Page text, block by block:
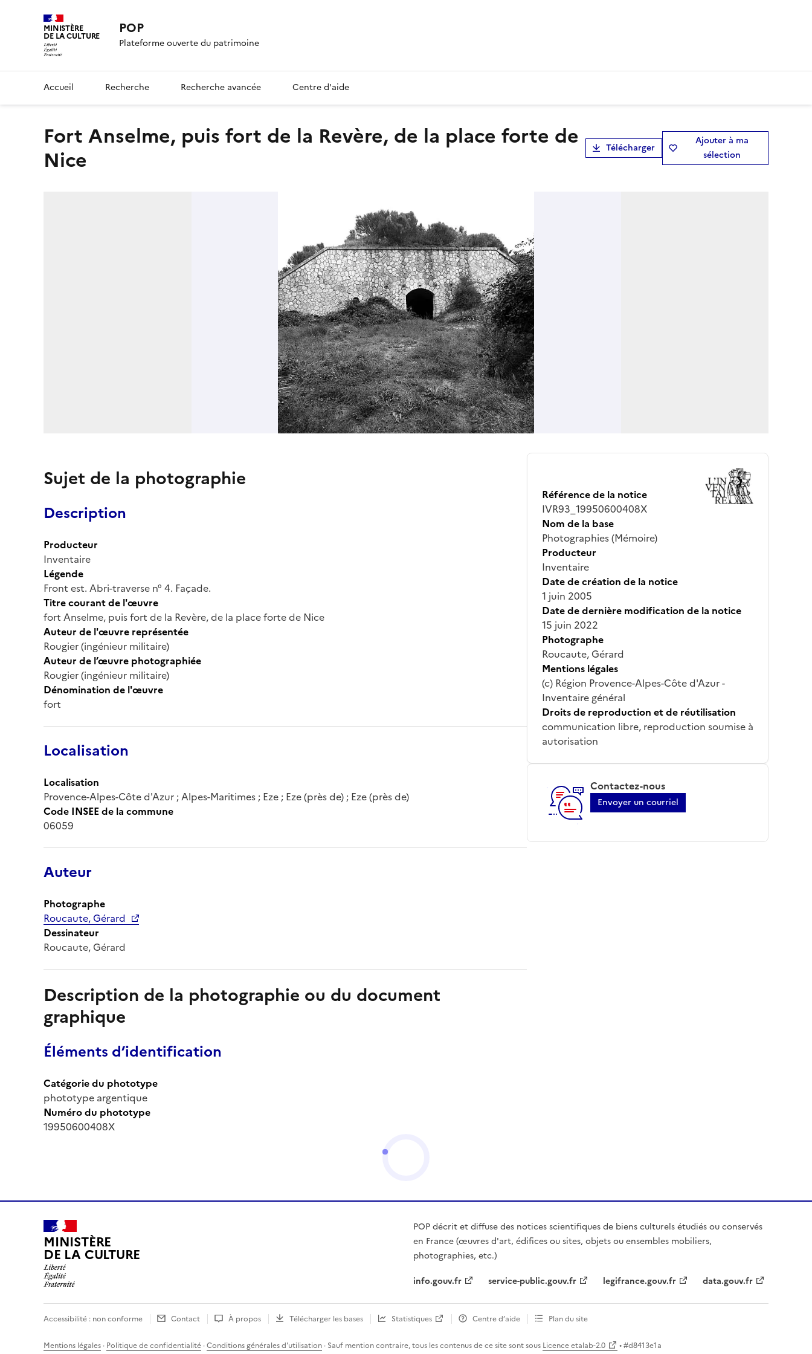
MINISTÈRE
DE LA CULTURE POP
Plateforme ouverte du patrimoine
Accueil Recherche Recherche avancée Centre d'aide
fort Anselme, puis fort de la Revère, de la place forte de
Nice
Télécharger
Ajouter à ma
sélection
Sujet de la photographie
Description
Producteur
Inventaire
Légende
Front est. Abri-traverse n° 4. Façade.
Titre courant de l'œuvre
fort Anselme, puis fort de la Revère, de la place forte de Nice
Auteur de l'œuvre représentée
Rougier (ingénieur militaire)
Auteur de l’œuvre photographiée
Rougier (ingénieur militaire)
Dénomination de l'œuvre
fort
Localisation
Localisation
Provence-Alpes-Côte d'Azur ; Alpes-Maritimes ; Eze ; Eze (près de) ; Eze (près de)
Code INSEE de la commune
06059
Auteur
Photographe
Roucaute, Gérard
Dessinateur
Roucaute, Gérard
Description de la photographie ou du document
graphique
Éléments d’identification
Catégorie du phototype
phototype argentique
Numéro du phototype
19950600408X
Référence de la notice
IVR93_19950600408X
Nom de la base
Photographies (Mémoire)
Producteur
Inventaire
Date de création de la notice
1 juin 2005
Date de dernière modification de la notice
15 juin 2022
Photographe
Roucaute, Gérard
Mentions légales
(c) Région Provence-Alpes-Côte d'Azur -
Inventaire général
Droits de reproduction et de réutilisation
communication libre, reproduction soumise à
autorisation
Contactez-nous
Envoyer un courriel
MINISTÈRE
DE LA CULTURE
POP décrit et diffuse des notices scientifiques de biens culturels étudiés ou conservés
en France (œuvres d'art, édifices ou sites, objets ou ensembles mobiliers,
photographies, etc.)
info.gouv.fr
service-public.gouv.fr legifrance.gouv.fr data.gouv.fr
Accessibilité : non conforme Contact À propos Télécharger les bases Statistiques Centre d’aide Plan du site
Mentions légales · Politique de confidentialité ·Conditions générales d'utilisation · Sauf mention contraire, tous les contenus de ce site sont sous Licence etalab-2.0 • #d8413e1a